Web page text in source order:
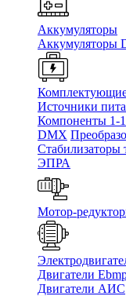
Аккумуляторы
Аккумуляторы
Источники
Компоненты 1-
DMX
Стабилизаторы
ЭПРА
Мотор-
Двигатели
Двигатели АИС